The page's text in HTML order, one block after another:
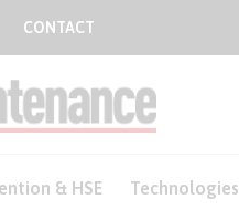
CONTACT
& HSE Technologies